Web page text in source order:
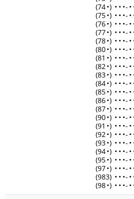
(74•) • • •- •
(75•) • • •- •
(76•) • • •- •
(77•) • • •- •
(78•) • • •- •
(80•) • • •- •
(81 •) • • •- •
(82•) • • •- •
(83•) • • •- •
(84•) • • •- •
(85•) • • •- •
(86•) • • •- •
(87•) • • •- •
(90•) • • •- •
(91 •) • • •- •
(92•) • • •- •
(93•) • • •- •
(94•) • • •- •
(95•) • • •- •
(97•) • • •- •
(983) • • •- •
(98•) • • •- •